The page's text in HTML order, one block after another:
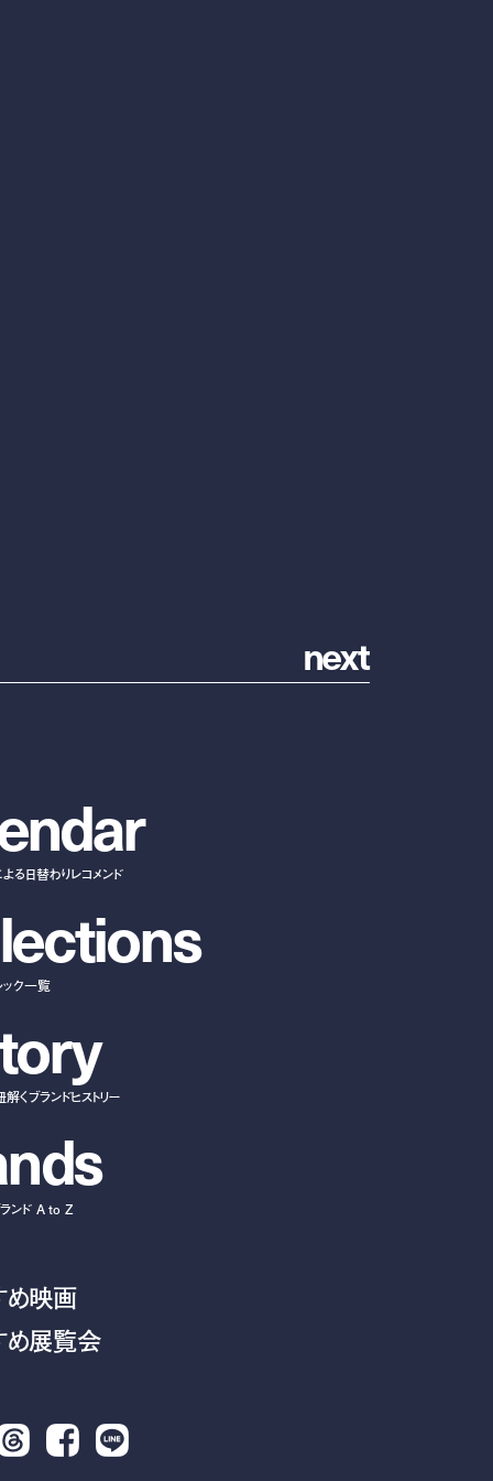
next
ndar
る日替わりレコメンド
ections
ック一覧
ory
くブランドヒストリー
nds
ランド A to Z
映画
展覧会
Facebook LINE